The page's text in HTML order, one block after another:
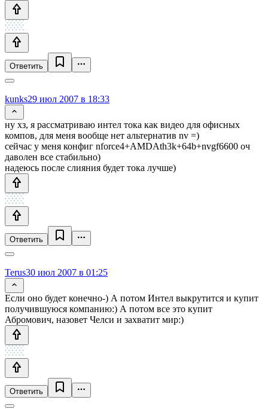
Ответить
kunks29 июл 2007 в 18:33
ну хз, я рассматриваю интел тока как видео для офисных
компов, для меня вообще нет альтернатив nv =)
сейчас у меня конфиг nforce4+AMDAth3k+64b+nvgf6600 оч
даволен все стабильно)
надеюсь после слияния будет тока лучше)
Ответить
Terus30 июл 2007 в 01:25
Если оно будет конечно-) А потом Интел выкрутится и купит
получившуюся компанию:) А потом все это купит
Абромович, назовет Челси и захватит мир:)
Ответить